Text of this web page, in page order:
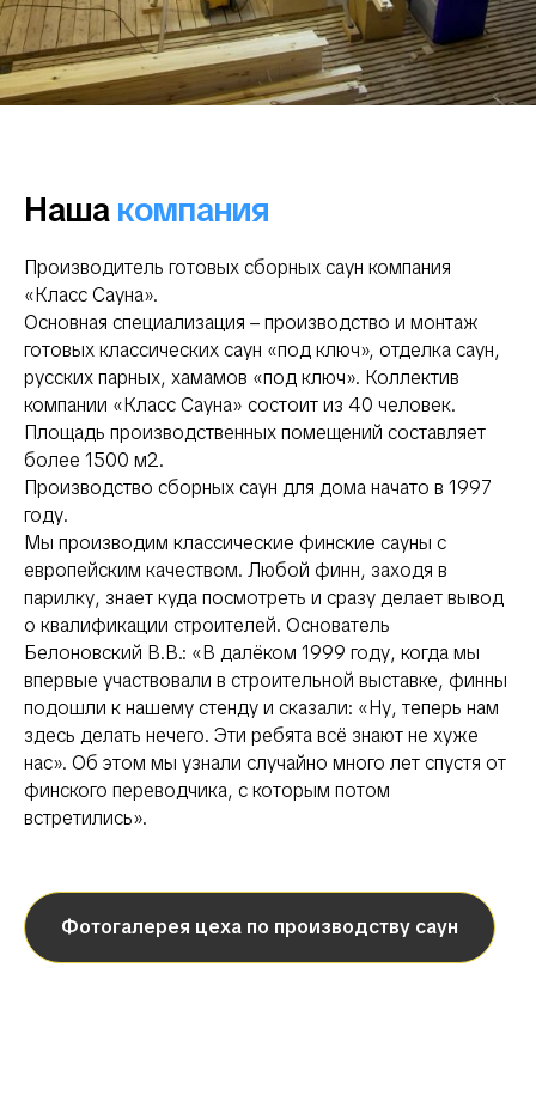
Нашакомпания
Производитель готовых сборных саун компания
«Класс Сауна».
Основная специализация – производство и монтаж
готовых классических саун «под ключ», отделка саун,
русских парных, хамамов «под ключ». Коллектив
компании «Класс Сауна» состоит из 40 человек.
Площадь производственных помещений составляет
более 1500 м2.
Производство сборных саун для дома начато в 1997
году.
Мы производим классические финские сауны с
европейским качеством. Любой финн, заходя в
парилку, знает куда посмотреть и сразу делает вывод
о квалификации строителей. Основатель
Белоновский В.В.: «В далёком 1999 году, когда мы
впервые участвовали в строительной выставке, финны
подошли к нашему стенду и сказали: «Ну, теперь нам
здесь делать нечего. Эти ребята всё знают не хуже
нас». Об этом мы узнали случайно много лет спустя от
финского переводчика, с которым потом
встретились».
Фотогалерея цеха по производству саун